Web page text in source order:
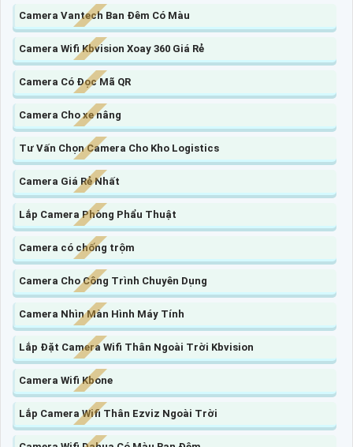
Camera Vantech Ban Đêm Có Màu
Camera Wifi Kbvision Xoay 360 Giá Rẻ
Camera Có Đọc Mã QR
Camera Cho xe nâng
Tư Vấn Chọn Camera Cho Kho Logistics
Camera Giá Rẻ Nhất
Lắp Camera Phòng Phẩu Thuật
Camera có chống trộm
Camera Cho Công Trình Chuyên Dụng
Camera Nhìn Màn Hình Máy Tính
Lắp Đặt Camera Wifi Thân Ngoài Trời Kbvision
Camera Wifi Kbone
Lắp Camera Wifi Thân Ezviz Ngoài Trời